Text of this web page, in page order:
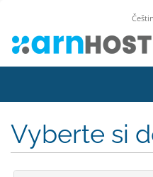
Vyberte si